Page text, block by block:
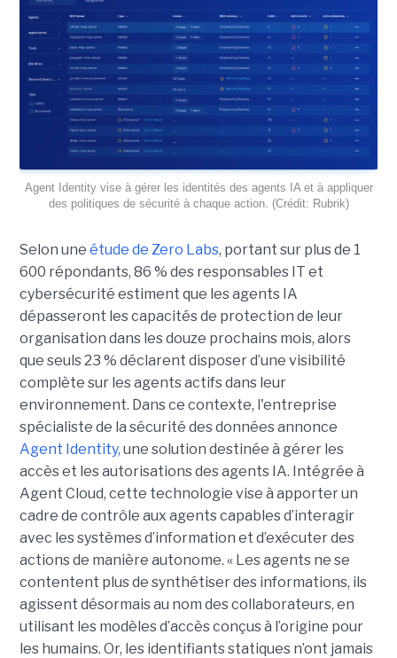
Agent Identity vise à gérer les identités des agents IA et à appliquer
des politiques de sécurité à chaque action. (Crédit: Rubrik)
Selon une étude de Zero Labs, portant sur plus de 1
600 répondants, 86 % des responsables IT et
cybersécurité estiment que les agents IA
dépasseront les capacités de protection de leur
organisation dans les douze prochains mois, alors
que seuls 23 % déclarent disposer d’une visibilité
complète sur les agents actifs dans leur
environnement. Dans ce contexte, l'entreprise
spécialiste de la sécurité des données annonce
Agent Identity, une solution destinée à gérer les
accès et les autorisations des agents IA. Intégrée à
Agent Cloud, cette technologie vise à apporter un
cadre de contrôle aux agents capables d’interagir
avec les systèmes d’information et d’exécuter des
actions de manière autonome. « Les agents ne se
contentent plus de synthétiser des informations, ils
agissent désormais au nom des collaborateurs, en
utilisant les modèles d’accès conçus à l’origine pour
les humains. Or, les identifiants statiques n’ont jamais